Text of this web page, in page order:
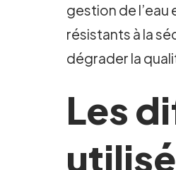
gestion de
résistants à la
dégrader la
Les